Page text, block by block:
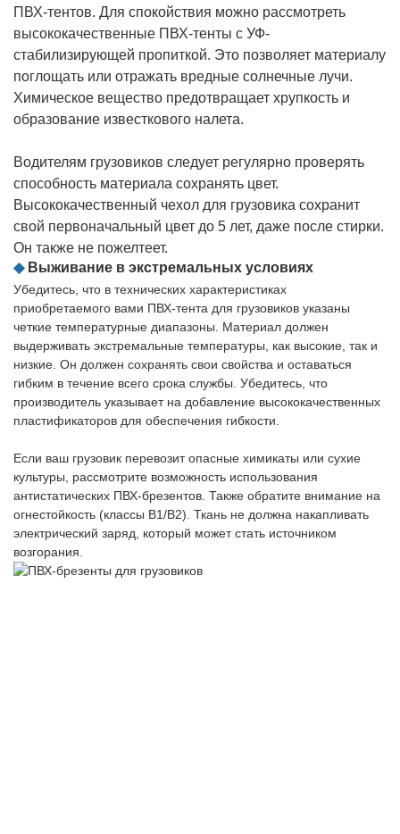
ПВХ-тентов. Для спокойствия можно рассмотреть
высококачественные ПВХ-тенты с УФ-
стабилизирующей пропиткой. Это позволяет материалу
поглощать или отражать вредные солнечные лучи.
Химическое вещество предотвращает хрупкость и
образование известкового налета.
Водителям грузовиков следует регулярно проверять
способность материала сохранять цвет.
Высококачественный чехол для грузовика сохранит
свой первоначальный цвет до 5 лет, даже после стирки.
Он также не пожелтеет.
◆Выживание в экстремальных условиях
Убедитесь, что в технических характеристиках
приобретаемого вами ПВХ-тента для грузовиков указаны
четкие температурные диапазоны. Материал должен
выдерживать экстремальные температуры, как высокие, так и
низкие. Он должен сохранять свои свойства и оставаться
гибким в течение всего срока службы. Убедитесь, что
производитель указывает на добавление высококачественных
пластификаторов для обеспечения гибкости.
Если ваш грузовик перевозит опасные химикаты или сухие
культуры, рассмотрите возможность использования
антистатических ПВХ-брезентов. Также обратите внимание на
огнестойкость (классы B1/B2). Ткань не должна накапливать
электрический заряд, который может стать источником
возгорания.